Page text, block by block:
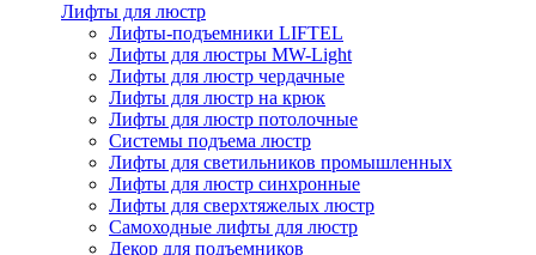
Лифты для люстр
Лифты-подъемники LIFTEL
Лифты для люстры MW-Light
Лифты для люстр чердачные
Лифты для люстр на крюк
Лифты для люстр потолочные
Системы подъема люстр
Лифты для светильников промышленных
Лифты для люстр синхронные
Лифты для сверхтяжелых люстр
Самоходные лифты для люстр
Декор для подъемников